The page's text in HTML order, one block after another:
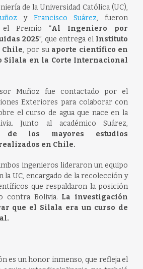
de la Universidad Católica (UC),
y Francisco Suárez, fueron
el Premio “Al Ingeniero por
2025”, que entrega el Instituto
Chile, por su aporte científico en
Silala en la Corte Internacional
Muñoz fue contactado por el
Exteriores para colaborar con
el curso de agua que nace en la
Junto al académico Suárez,
los mayores estudios
en Chile.
ingenieros lideraron un equipo
UC, encargado de la recolección y
que respaldaron la posición
contra Bolivia. La investigación
que el Silala era un curso de
es un honor inmenso, que refleja el